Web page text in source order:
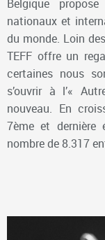
Belgique
nationaux et
du monde. Loin
TEFF offre un
certaines nous
s’ouvrir à l’«
nouveau. En
7ème et
nombre de 8.317